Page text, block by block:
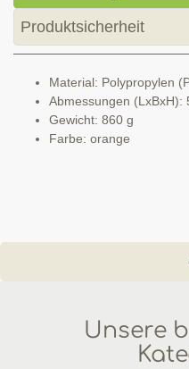
Produktsicherheit
Material: Polypropylen
Abmessungen (LxBxH):
Gewicht: 860 g
Farbe: orange
Unsere